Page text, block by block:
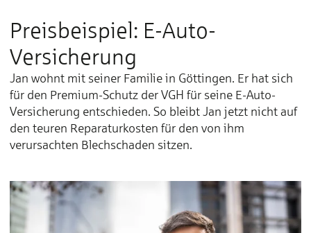
Preisbeispiel: E-Auto-
Versicherung
Jan wohnt mit seiner Familie in Göttingen. Er hat sich
für den Premium-Schutz der VGH für seine E-Auto-
Versicherung entschieden. So bleibt Jan jetzt nicht auf
den teuren Reparaturkosten für den von ihm
verursachten Blechschaden sitzen.